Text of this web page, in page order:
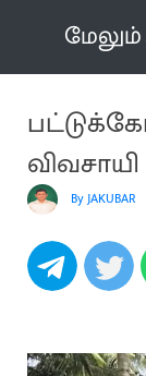
மேலும்
By JAKUBAR